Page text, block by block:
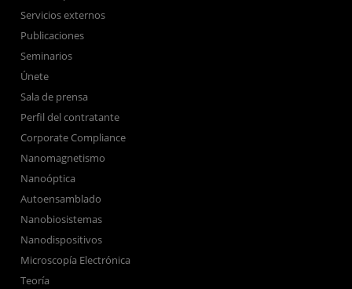
Servicios externos
Publicaciones
Seminarios
Únete
Sala de prensa
Perfil del contratante
Corporate Compliance
Nanomagnetismo
Nanoóptica
Autoensamblado
Nanobiosistemas
Nanodispositivos
Microscopía Electrónica
Teoría